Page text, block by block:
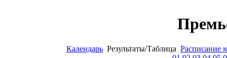
Календарь Результаты/Таблица Расписание